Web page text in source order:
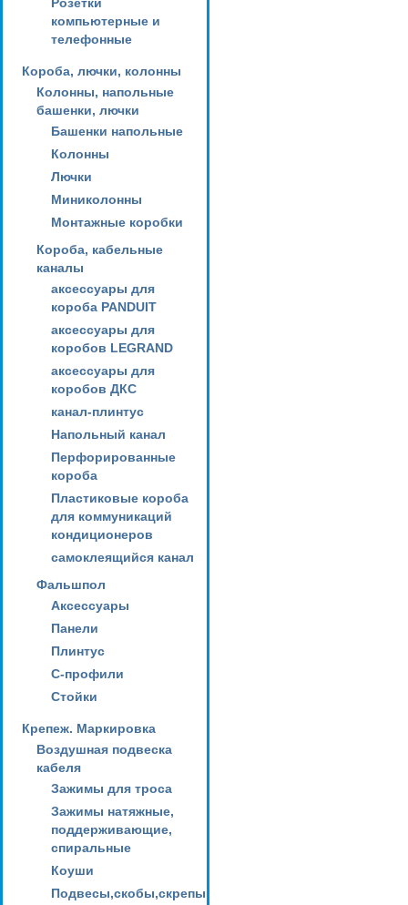
компьютерные и
телефонные
Короба, лючки, колонны
Колонны, напольные
башенки, лючки
Башенки напольные
Колонны
Лючки
Миниколонны
Монтажные коробки
Короба, кабельные
каналы
аксессуары для
короба PANDUIT
аксессуары для
коробов LEGRAND
аксессуары для
коробов ДКС
канал-плинтус
Напольный канал
Перфорированные
короба
Пластиковые короба
для коммуникаций
кондиционеров
самоклеящийся канал
Фальшпол
Аксессуары
Панели
Плинтус
С-профили
Стойки
Крепеж. Маркировка
Воздушная подвеска
кабеля
Зажимы для троса
Зажимы натяжные,
поддерживающие,
спиральные
Коуши
Подвесы,скобы,скрепы